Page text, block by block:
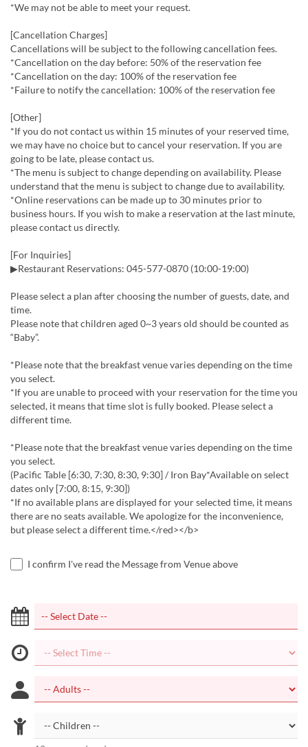
*We may not be able to meet your request.
[Cancellation Charges]
Cancellations will be subject to the following cancellation fees.
*Cancellation on the day before: 50% of the reservation fee
*Cancellation on the day: 100% of the reservation fee
*Failure to notify the cancellation: 100% of the reservation fee
[Other]
*If you do not contact us within 15 minutes of your reserved time,
we may have no choice but to cancel your reservation. If you are
going to be late, please contact us.
*The menu is subject to change depending on availability. Please
understand that the menu is subject to change due to availability.
*Online reservations can be made up to 30 minutes prior to
business hours. If you wish to make a reservation at the last minute,
please contact us directly.
[For Inquiries]
▶Restaurant Reservations: 045-577-0870 (10:00-19:00)
Please select a plan after choosing the number of guests, date, and
time.
Please note that children aged 0~3 years old should be counted as
“Baby”.
*Please note that the breakfast venue varies depending on the time
you select.
*If you are unable to proceed with your reservation for the time you
selected, it means that time slot is fully booked. Please select a
different time.
*Please note that the breakfast venue varies depending on the time
you select.
(Pacific Table [6:30, 7:30, 8:30, 9:30] / Iron Bay*Available on select
dates only [7:00, 8:15, 9:30])
*If no available plans are displayed for your selected time, it means
there are no seats available. We apologize for the inconvenience,
but please select a different time.</red></b>
I confirm I've read the Message from Venue above